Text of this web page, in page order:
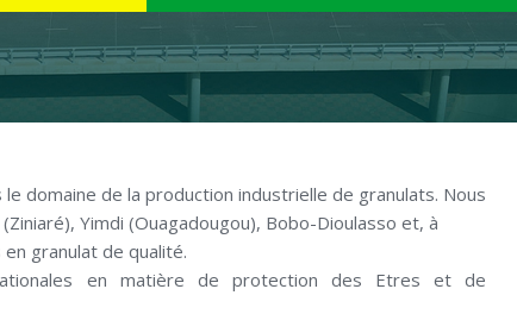
le domaine de la production industrielle de granulats. Nous
Yimdi (Ouagadougou), Bobo-Dioulasso et, à
granulat de qualité.
en matière de protection des Etres et de